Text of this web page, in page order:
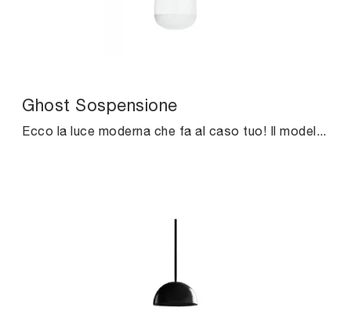
Ghost Sospensione
Ecco la luce moderna che fa al caso tuo! Il modello Ghost Sospensione è una delle nostre lampade a sospensione di Midj.